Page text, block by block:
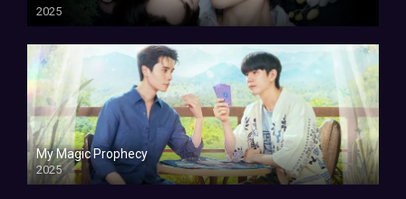
2025
My Magic Prophecy
2025